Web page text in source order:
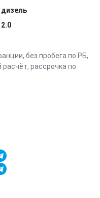
дизель
2.0
без пробега по РБ,
рассрочка по